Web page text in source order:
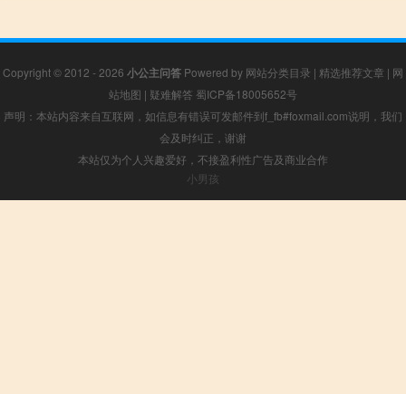
Copyright © 2012 - 2026 小公主问答 Powered by 网站分类目录 | 精选推荐文章 | 网
站地图 | 疑难解答 蜀ICP备18005652号
声明：本站内容来自互联网，如信息有错误可发邮件到f_fb#foxmail.com说明，我们
会及时纠正，谢谢
本站仅为个人兴趣爱好，不接盈利性广告及商业合作
小男孩